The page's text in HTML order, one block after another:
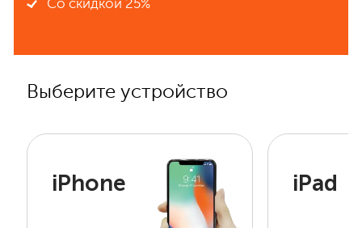
Со скидкой 25%
Выберите устройство
iPhone iPad